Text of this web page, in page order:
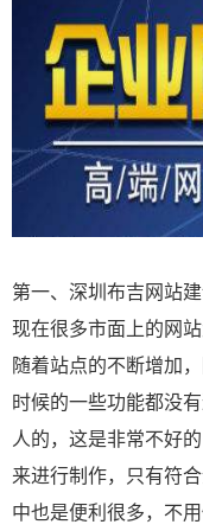
第一、深圳布吉 网站
现在很多市面上的网
随着站点的不断增加
时候的一些功能都没
人的，这是非常不好
来进行制作，只有符
中也是便利很多，不